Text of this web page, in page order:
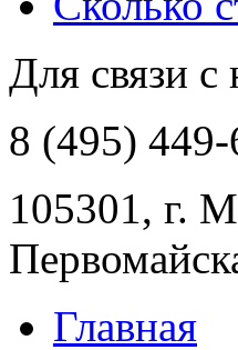
Для связи с
8 (495)
105301, г.
Главная